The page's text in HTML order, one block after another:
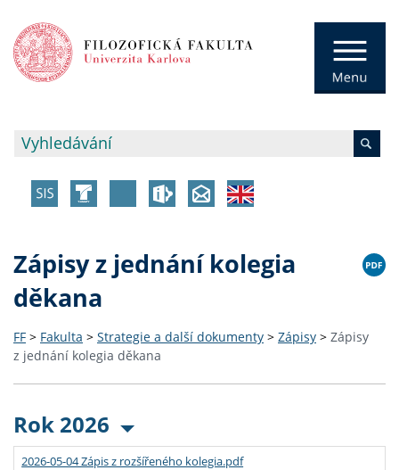
Zápisy z jednání kolegia
děkana
FF > Fakulta > Strategie a další dokumenty > Zápisy > Zápisy
z jednání kolegia děkana
Rok 2026
2026-05-04 Zápis z rozšířeného kolegia.pdf